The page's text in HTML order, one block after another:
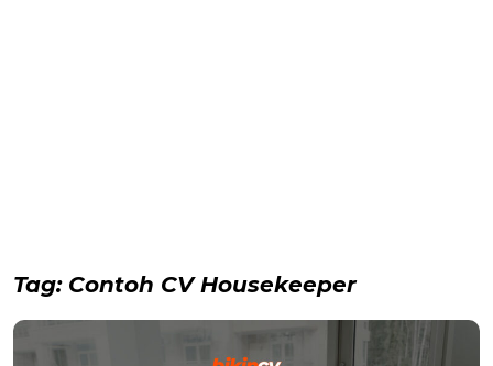
Tag: Contoh CV Housekeeper